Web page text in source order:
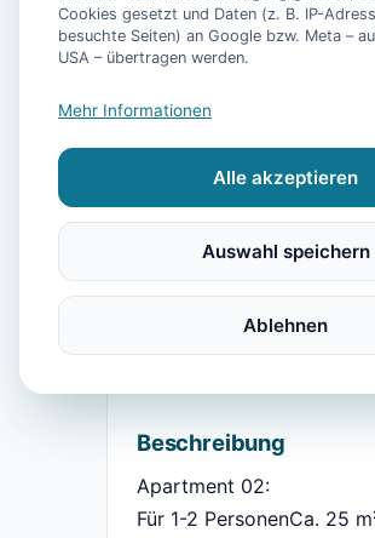
Ausstattung
Parkmöglichkeit
Beschreibung
Apartment 02:
Für 1-2 PersonenCa. 25
Cookies gesetzt und Daten (z. B. IP-
besuchte Seiten) an Google bzw. Meta –
USA – übertragen werden.
Mehr Informationen
Alle akzeptieren
Auswahl speichern
Ablehnen